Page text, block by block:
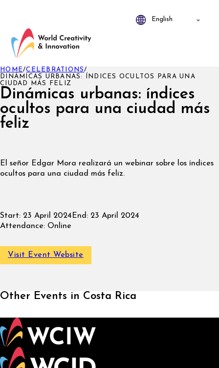
Dinámicas urbanas: índices
ocultos para una ciudad más
feliz
HOME/CELEBRATIONS/
DINÁMICAS URBANAS: ÍNDICES OCULTOS PARA UNA
CIUDAD MÁS FELIZ
El señor Edgar Mora realizará un webinar sobre los índices
ocultos para una ciudad más feliz.
Start: 23 April 2024 End: 23 April 2024
Attendance: Online
Visit Event Website
Other Events in Costa Rica